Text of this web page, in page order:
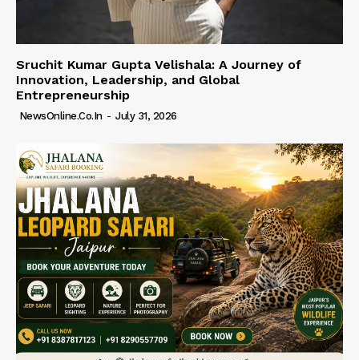
Sruchit Kumar Gupta Velishala: A Journey of
Innovation, Leadership, and Global
Entrepreneurship
NewsOnline.co.in - July 31, 2026